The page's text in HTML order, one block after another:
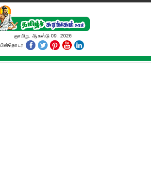
ஞாயிறு, ஆகஸ்டு 09, 2026
பின்தொடர